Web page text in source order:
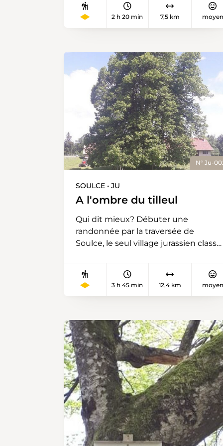
2 h 20 min 7,5 km moyen
N° Ju-
SOULCE • JU
A l'ombre du tilleul
Qui dit mieux? Débuter une
randonnée par la traversée de
Soulce, le seul village jurassien classé
d’importance nationale à protéger
en Suisse). La rue principale compte
ancien moulin et longe un affluent
de la Sorne, le Folpotat. Un cours
d’eau à l’appellation étrange
enjambé par plusieurs petits ponts
en pierre. (L’astronome jurassien
Michel Ory a découvert, en 2004, un
astéroïde qu’il a baptisé (363582)
Folpotat). Sur une façade, un
panneau signale que 23 espèces
d’orchidées et 54 sources ont été
3 h 45 min 12,4 km moyen